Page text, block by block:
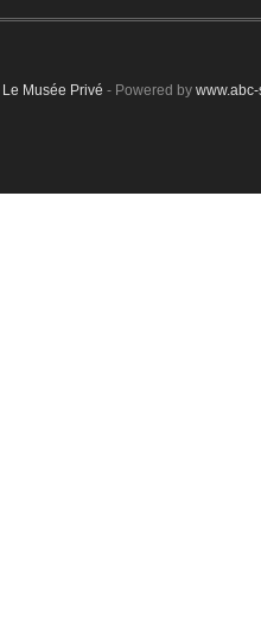
Le Musée Privé - Powered by